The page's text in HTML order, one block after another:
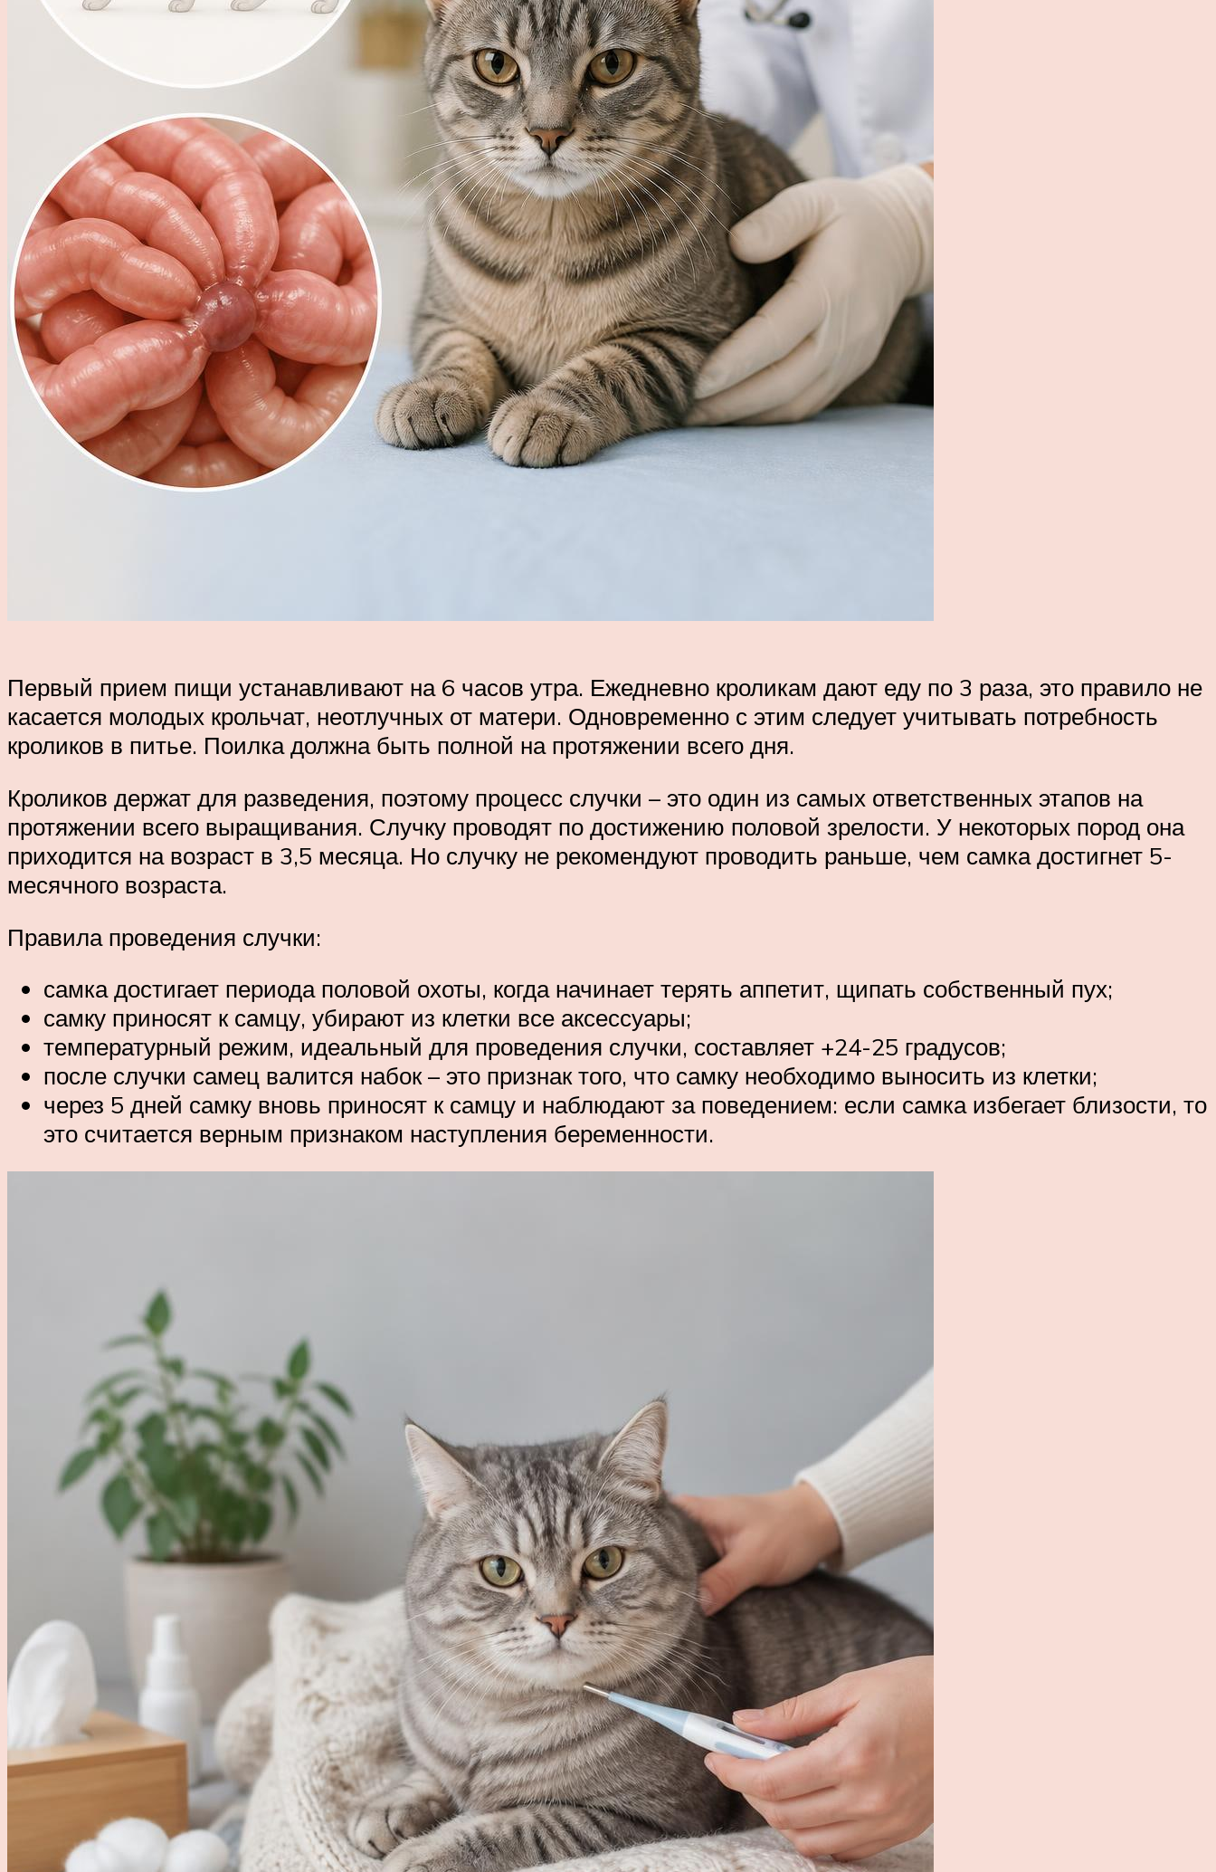
Первый прием пищи устанавливают на 6 часов утра. Ежедневно кроликам дают еду по 3 раза, это правило не
касается молодых крольчат, неотлучных от матери. Одновременно с этим следует учитывать потребность
кроликов в питье. Поилка должна быть полной на протяжении всего дня.
Кроликов держат для разведения, поэтому процесс случки – это один из самых ответственных этапов на
протяжении всего выращивания. Случку проводят по достижению половой зрелости. У некоторых пород она
приходится на возраст в 3,5 месяца. Но случку не рекомендуют проводить раньше, чем самка достигнет 5-
месячного возраста.
Правила проведения случки:
самка достигает периода половой охоты, когда начинает терять аппетит, щипать собственный пух;
самку приносят к самцу, убирают из клетки все аксессуары;
температурный режим, идеальный для проведения случки, составляет +24-25 градусов;
после случки самец валится набок – это признак того, что самку необходимо выносить из клетки;
через 5 дней самку вновь приносят к самцу и наблюдают за поведением: если самка избегает близости, то
это считается верным признаком наступления беременности.